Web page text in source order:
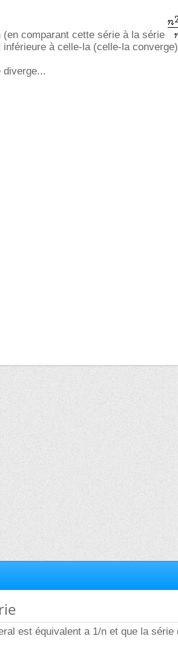
comparant cette série à la série
à celle-la (celle-la
diverge...
est équivalent a 1/n et que la série